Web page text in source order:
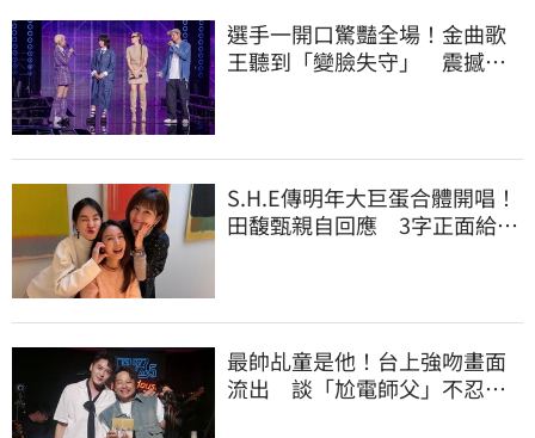
選手一開口驚豔全場！金曲歌
王聽到「變臉失守」 震撼畫
S.H.E傳明年大巨蛋合體開唱！
田馥甄親自回應 3字正面給答
最帥乩童是他！台上強吻畫面
流出 談「尬電師父」不忍發